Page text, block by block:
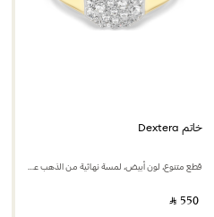
خاتم Dextera
قطع متنوع، لون أبيض، لمسة نهائية من الذهب عيار 18 قيراط
‎ ⃁ ⁦550⁩ ‎